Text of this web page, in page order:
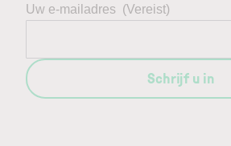
Uw e-mailadres (Vereist)
Schrijf u in